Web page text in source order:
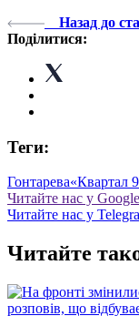
Назад до
Поділитися:
Теги:
Гонтарева«Квартал
Читайте нас у
Читайте нас у
Читайте